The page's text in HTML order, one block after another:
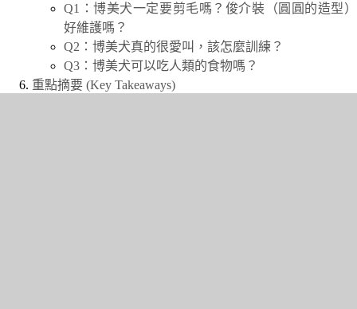
Q1：博美犬一定要剪毛嗎？俊介裝（圓圓的造型）
好維護嗎？
Q2：博美犬真的很愛叫，該怎麼訓練？
Q3：博美犬可以吃人類的食物嗎？
重點摘要 (Key Takeaways)